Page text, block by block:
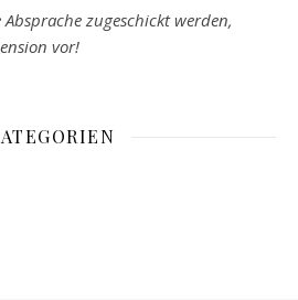
zugeschickt werden,
vor!